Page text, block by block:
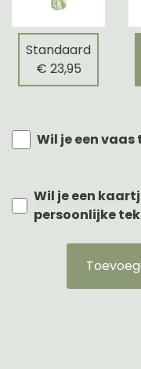
Standaard
€ 23,95
Wil je een
Wil je een
persoonlijke